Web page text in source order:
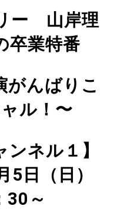
ー 山岸理
卒業特番
がんばりこ
ル！〜
ンネル１】
5日（日）
～